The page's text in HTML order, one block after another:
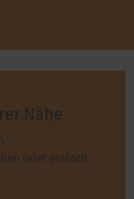
Nähe
oder einfach